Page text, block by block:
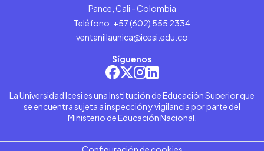
Pance, Cali - Colombia
Teléfono: +57 (602) 555 2334
ventanillaunica@icesi.edu.co
Síguenos
La Universidad Icesi es una Institución de Educación Superior que
se encuentra sujeta a inspección y vigilancia por parte del
Ministerio de Educación Nacional.